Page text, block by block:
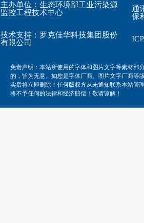
主办单位：生态环境部工业污染源
监控工程技术中心
技术支持： 罗克佳华科技集团股份
有限公司
通
保
免责声明：本站所使用的字体和图片文字等素材部
的，皆为无意。如您是字体厂商、图片文字厂商等
实后将立即删除！任何版权方从未通知联系本站管
将不予任何的法律和经济赔偿！敬请谅解！